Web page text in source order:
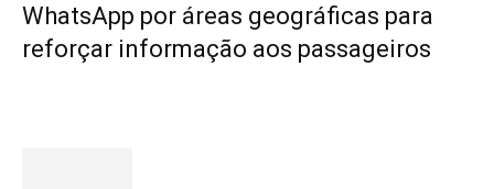
WhatsApp por áreas geográficas para
reforçar informação aos passageiros